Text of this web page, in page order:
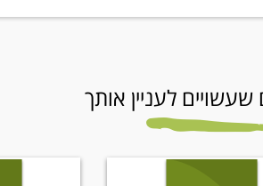
שעשויים לעניין אותך